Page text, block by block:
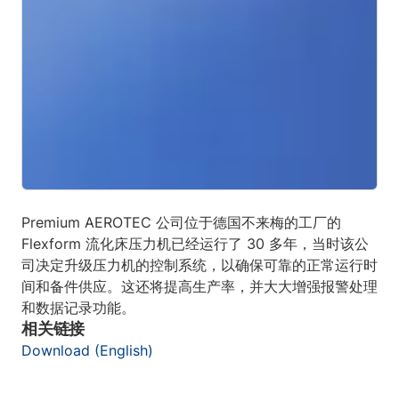
Premium AEROTEC 公司位于德国不来梅的工厂的
Flexform 流化床压力机已经运行了 30 多年，当时该公
司决定升级压力机的控制系统，以确保可靠的正常运行时
间和备件供应。这还将提高生产率，并大大增强报警处理
和数据记录功能。
相关链接
Download (English)